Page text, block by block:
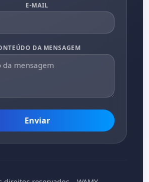
E-MAIL
DA MENSAGEM
Enviar